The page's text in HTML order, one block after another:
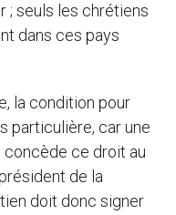
; seuls les chrétiens
dans ces pays
la condition pour
particulière, car une
concède ce droit au
de la
doit donc signer